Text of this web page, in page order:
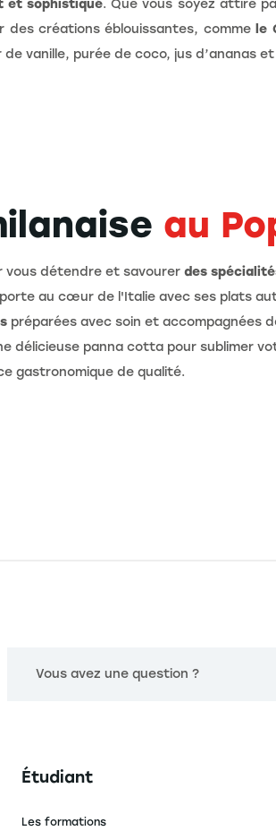
et sophistiqué. Que vous soyez attiré
des créations éblouissantes, comme le
vanille, purée de coco, jus d’ananas
au
vous détendre et savourer des
au cœur de l'Italie avec ses plats
préparées avec soin et accompagnées
délicieuse panna cotta pour sublimer
gastronomique de qualité.
Vous avez une question ?
Navigation principale footer
Étudiant
Les formations